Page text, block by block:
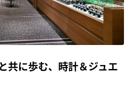
共に歩む、時計＆ジュエ